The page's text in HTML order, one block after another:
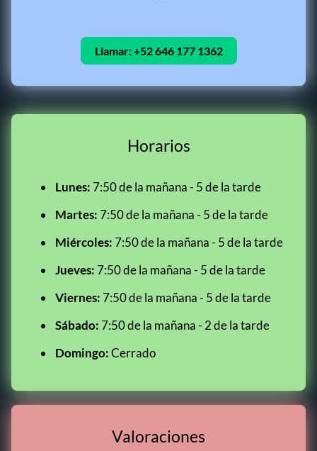
Llamar:+52 646 177 1362
Horarios
Lunes: 7:50 de la mañana - 5 de la tarde
Martes: 7:50 de la mañana - 5 de la tarde
Miércoles: 7:50 de la mañana - 5 de la tarde
Jueves: 7:50 de la mañana - 5 de la tarde
Viernes: 7:50 de la mañana - 5 de la tarde
Sábado: 7:50 de la mañana - 2 de la tarde
Domingo:Cerrado
Valoraciones